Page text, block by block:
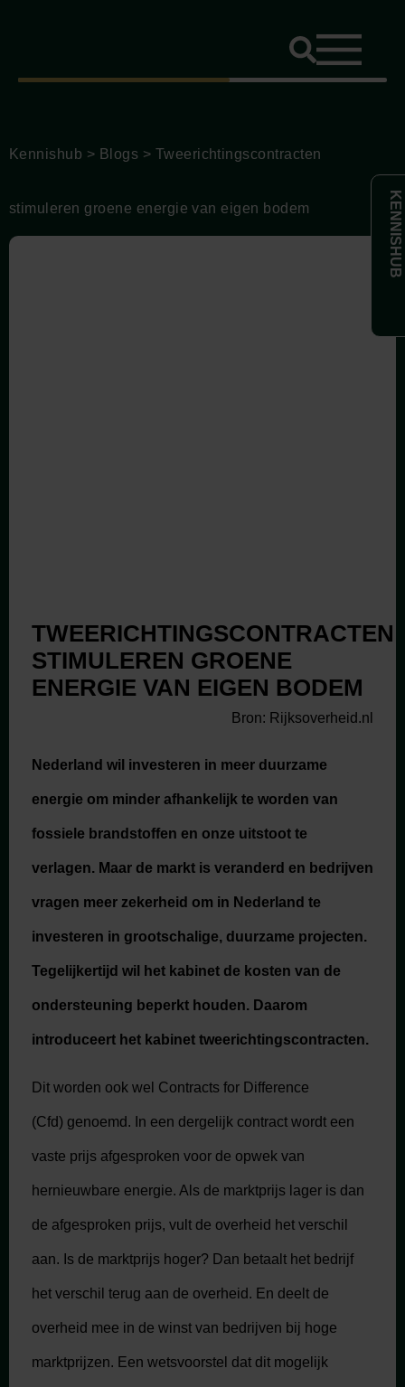
KENNISHUB
Kennishub > Blogs > Tweerichtingscontracten
stimuleren groene energie van eigen bodem
TWEERICHTINGSCONTRACTEN
STIMULEREN GROENE
ENERGIE VAN EIGEN BODEM
Bron: Rijksoverheid.nl
Nederland wil investeren in meer duurzame
energie om minder afhankelijk te worden van
fossiele brandstoffen en onze uitstoot te
verlagen. Maar de markt is veranderd en bedrijven
vragen meer zekerheid om in Nederland te
investeren in grootschalige, duurzame projecten.
Tegelijkertijd wil het kabinet de kosten van de
ondersteuning beperkt houden. Daarom
introduceert het kabinet tweerichtingscontracten.
Dit worden ook wel Contracts for Difference
(Cfd) genoemd. In een dergelijk contract wordt een
vaste prijs afgesproken voor de opwek van
hernieuwbare energie. Als de marktprijs lager is dan
de afgesproken prijs, vult de overheid het verschil
aan. Is de marktprijs hoger? Dan betaalt het bedrijf
het verschil terug aan de overheid. En deelt de
overheid mee in de winst van bedrijven bij hoge
marktprijzen. Een wetsvoorstel dat dit mogelijk